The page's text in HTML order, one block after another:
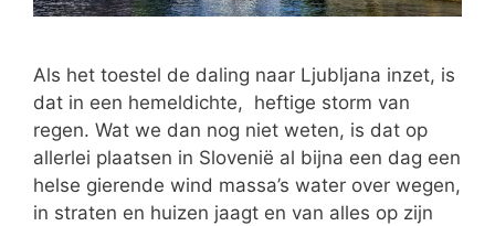
Als het toestel de daling naar Ljubljana inzet, is
dat in een hemeldichte, heftige storm van
regen. Wat we dan nog niet weten, is dat op
allerlei plaatsen in Slovenië al bijna een dag een
helse gierende wind massa’s water over wegen,
in straten en huizen jaagt en van alles op zijn